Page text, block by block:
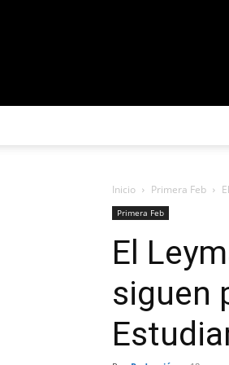
Inicio Primera Feb
Primera Feb
El
siguen